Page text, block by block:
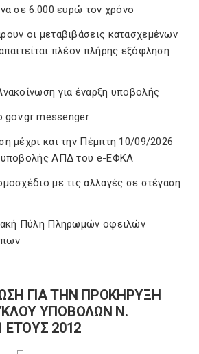
σε 6.000 ευρώ τον χρόνο
οι μεταβιβάσεις κατασχεμένων
πλέον πλήρης εξόφληση
για έναρξη υποβολής
gov.gr messenger
μέχρι και την Πέμπτη 10/09/2026
υποβολής ΑΠΔ του e-ΕΦΚΑ
με τις αλλαγές σε στέγαση
Πύλη Πληρωμών οφειλών
ΓΙΑ ΤΗΝ ΠΡΟΚΗΡΥΞΗ
ΥΠΟΒΟΛΩΝ Ν.
ΕΤΟΥΣ 2012